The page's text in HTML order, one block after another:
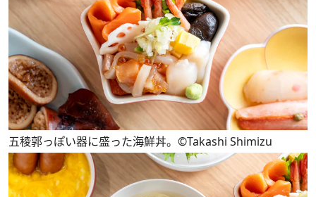
五稜郭っぽい器に盛った海鮮丼。©Takashi Shimizu